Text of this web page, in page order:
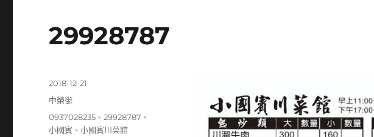
29928787
發
佈
期:
2018-12-21
分
中榮街
標
籤
0937028235 、29928787 、
小國賓 、小國賓川菜館